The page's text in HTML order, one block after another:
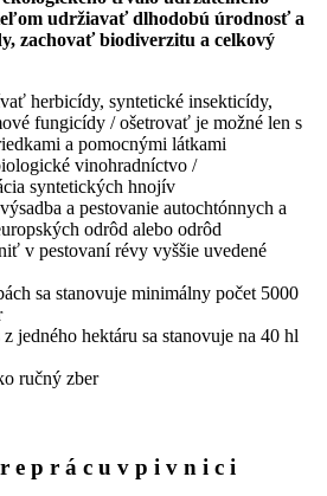
udržiavať dlhodobú úrodnosť a
zachovať biodiverzitu a celkový
herbicídy, syntetické insekticídy,
fungicídy / ošetrovať je možné len s
a pomocnými látkami
vinohradníctvo /
syntetických hnojív
a pestovanie autochtónnych a
odrôd alebo odrôd
v pestovaní révy vyššie uvedené
sa stanovuje minimálny počet 5000
jedného hektáru sa stanovuje na 40 hl
ručný zber
r e p r á c u v p i v n i c i